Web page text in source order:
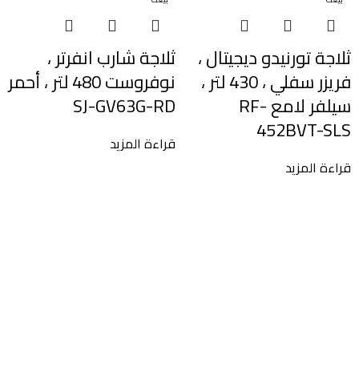
ثلاجة تورنيدو ديجيتال ،
فريزر سفلي ، 430 لتر ،
سيلفر لامع RF-
452BVT-SLS
قراءة المزيد
ثلاجة شارب انفرتر ،
نوفروست 480 لتر ، أحمر
SJ-GV63G-RD
قراءة المزيد